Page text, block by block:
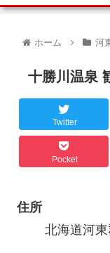
ホーム 河
十勝川温泉
Twitter
Pocket
住所
北海道河